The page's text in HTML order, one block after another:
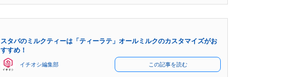
スタバのミルクティーは「ティーラテ」オールミルクのカスタマイズがお
すすめ！
イチオシ編集部 この記事を読む